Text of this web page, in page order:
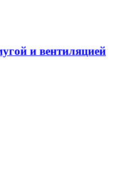
и вентиляцией